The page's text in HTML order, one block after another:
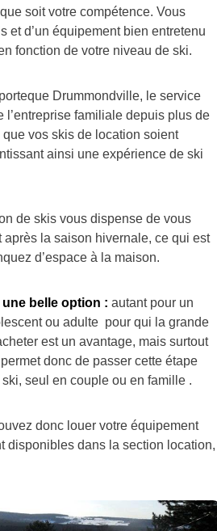
soit votre compétence. Vous
et d’un équipement bien entretenu
fonction de votre niveau de ski.
Drummondville, le service
familiale depuis plus de
vos skis de location soient
ainsi une expérience de ski
de skis vous dispense de vous
après la saison hivernale, ce qui est
d’espace à la maison.
belle option : autant pour un
ou adulte pour qui la grande
est un avantage, mais surtout
donc de passer cette étape
seul en couple ou en famille .
donc louer votre équipement
disponibles dans la section location,